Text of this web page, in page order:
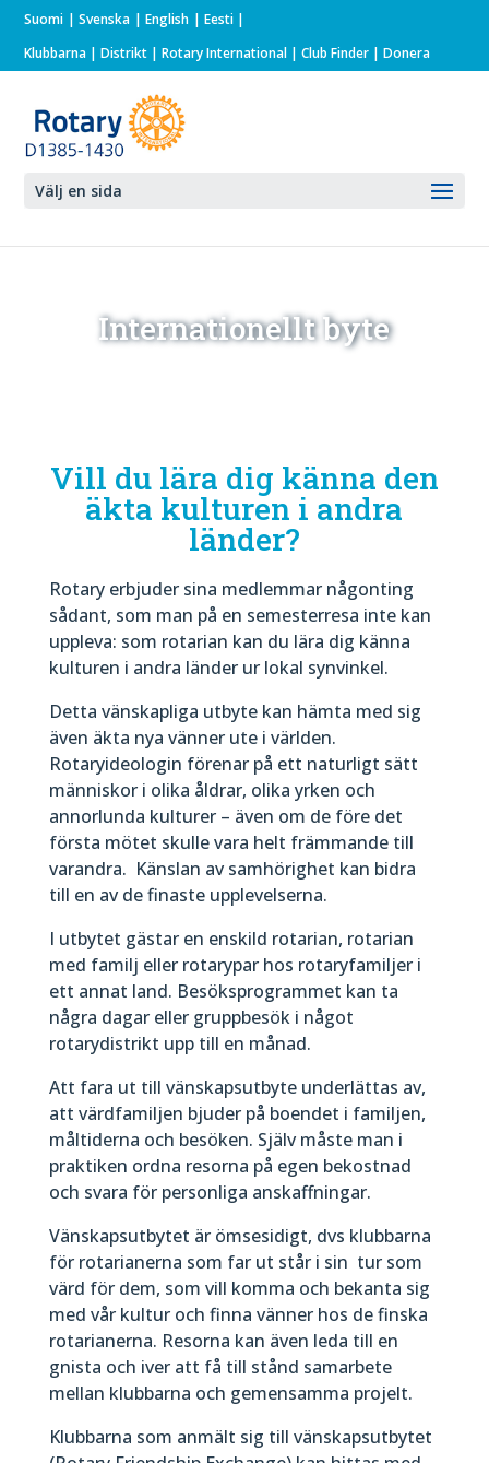
Suomi Svenska English
Eesti
Klubbarna |Distrikt |Rotary International | Club Finder | Donera
Välj en sida
Internationellt byte
Vill du lära dig känna den
äkta kulturen i andra
länder?
Rotary erbjuder sina medlemmar någonting
sådant, som man på en semesterresa inte kan
uppleva: som rotarian kan du lära dig känna
kulturen i andra länder ur lokal synvinkel.
Detta vänskapliga utbyte kan hämta med sig
även äkta nya vänner ute i världen.
Rotaryideologin förenar på ett naturligt sätt
människor i olika åldrar, olika yrken och
annorlunda kulturer – även om de före det
första mötet skulle vara helt främmande till
varandra. Känslan av samhörighet kan bidra
till en av de finaste upplevelserna.
I utbytet gästar en enskild rotarian, rotarian
med familj eller rotarypar hos rotaryfamiljer i
ett annat land. Besöksprogrammet kan ta
några dagar eller gruppbesök i något
rotarydistrikt upp till en månad.
Att fara ut till vänskapsutbyte underlättas av,
att värdfamiljen bjuder på boendet i familjen,
måltiderna och besöken. Själv måste man i
praktiken ordna resorna på egen bekostnad
och svara för personliga anskaffningar.
Vänskapsutbytet är ömsesidigt, dvs klubbarna
för rotarianerna som far ut står i sin tur som
värd för dem, som vill komma och bekanta sig
med vår kultur och finna vänner hos de finska
rotarianerna. Resorna kan även leda till en
gnista och iver att få till stånd samarbete
mellan klubbarna och gemensamma projelt.
Klubbarna som anmält sig till vänskapsutbytet